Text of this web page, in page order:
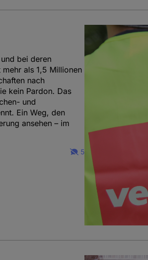
bei deren
als 1,5 Millionen
nach
kein Pardon. Das
und
Ein Weg, den
ansehen – im
5